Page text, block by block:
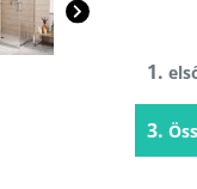
1
3